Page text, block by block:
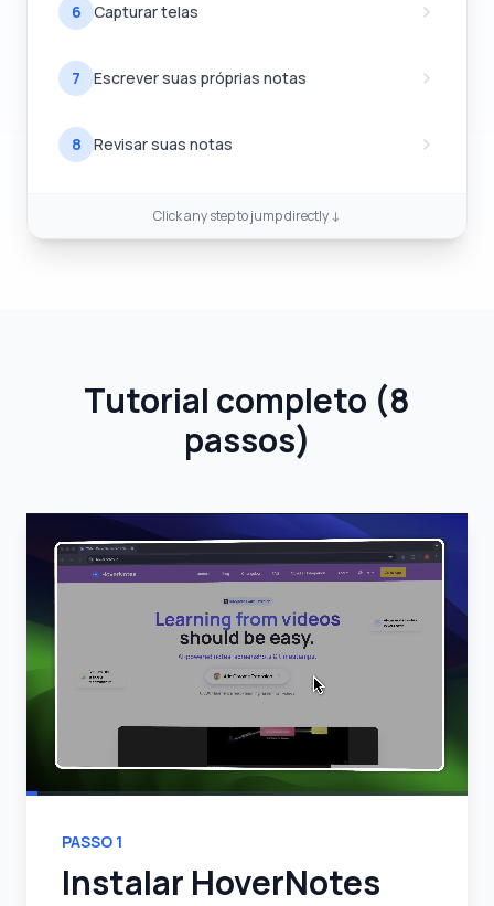
6 Capturar telas
7 Escrever suas próprias notas
8 Revisar suas notas
Click any step to jump directly ↓
Tutorial completo (8
passos)
PASSO 1
Instalar HoverNotes